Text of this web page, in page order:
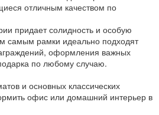
отличным качеством по
придает солидность и особую
самым рамки идеально подходят
оформления важных
по любому случаю.
и основных классических
офис или домашний интерьер в